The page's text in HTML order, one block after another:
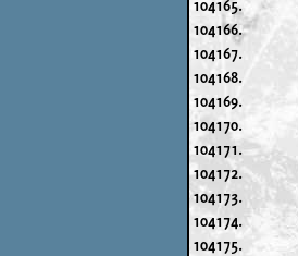
104165.
104166.
104167.
104168.
104169.
104170.
104171.
104172.
104173.
104174.
104175.